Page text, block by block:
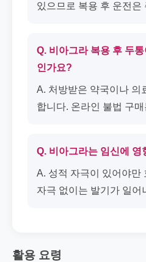
있으므로 복용 후 운전은
Q. 비아그라 복용 후 두
인가요?
A. 처방받은 약국이나 의
합니다. 온라인 불법 구
Q. 비아그라는 임신에 영
A. 성적 자극이 있어야만
자극 없이는 발기가 일어
활용 요령